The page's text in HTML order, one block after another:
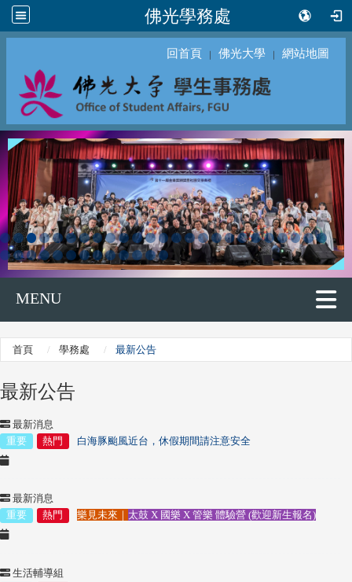
佛光學務處
回首頁 ｜ 佛光大學 ｜ 網站地圖
MENU
首頁 學務處 最新公告
最新公告
最新消息
重要
熱門 白海豚颱風近台，休假期間請注意安全
最新消息
重要
熱門 樂見未來｜ 太鼓 X 國樂 X 管樂 體驗營 (歡迎新生報名)
生活輔導組